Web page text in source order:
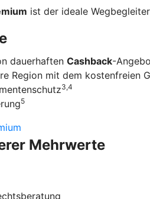
ist der ideale
dauerhaften Cashback-
Region mit dem kostenfreien
3,4
5
Mehrwerte